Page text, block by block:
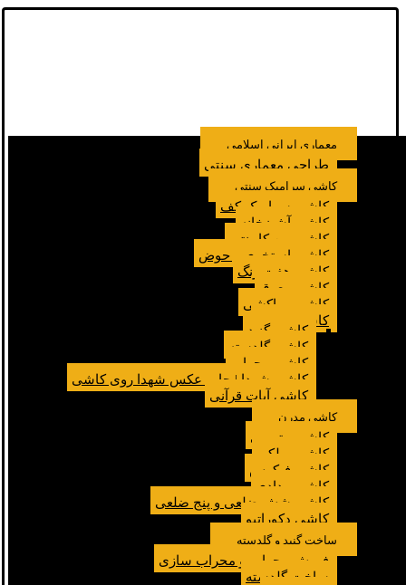
معماری ایرانی اسلامی
طراحی معماری سنتی
کاشی سرامیک سنتی
کاشی سرامیک کف
کاشی آشپزخانه
کاشی بین کابینتی
کاشی استخری و حوض
کاشی هفت رنگ
کاشی معرق
کاشی مراکشی
کاشی مسجد
کاشی گنبد
کاشی گلدسته
کاشی محراب
کاشی شهدا | چاپ عکس شهدا روی کاشی
کاشی آیات قرآنی
کاشی مدرن
کاشی مترویی
کاشی پولکی
کاشی فیکوس
کاشی مدادی
کاشی شش ضلعی و پنج ضلعی
کاشی دکوراتیو
ساخت گنبد و گلدسته
فروش محراب و محراب سازی
ساخت گلدسته